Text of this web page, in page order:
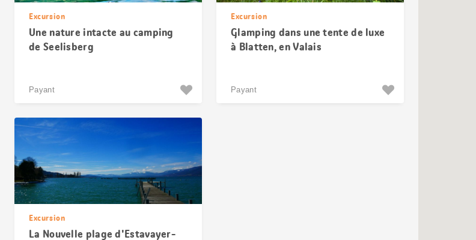
Excursion
Une nature intacte au camping
de Seelisberg
Payant
Excursion
Glamping dans une tente de luxe
à Blatten, en Valais
Payant
Excursion
La Nouvelle plage d'Estavayer-